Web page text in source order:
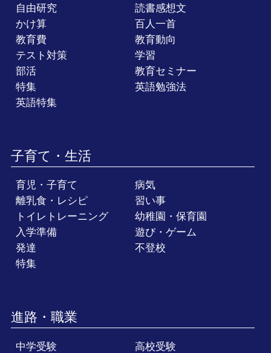
自由研究
読書感想文
かけ算
百人一首
教育費
教育動向
テスト対策
学習
部活
教育セミナー
特集
英語勉強法
英語特集
子育て・生活
育児・子育て
病気
離乳食・レシピ
習い事
トイレトレーニング
幼稚園・保育園
入学準備
遊び・ゲーム
発達
不登校
特集
進路・職業
中学受験
高校受験